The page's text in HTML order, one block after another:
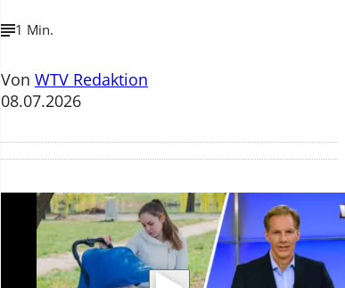
1 Min.
Von WTV Redaktion
08.07.2026
Mit der Wiedergabe dieses Videos
werden Daten an Youtube übertragen.